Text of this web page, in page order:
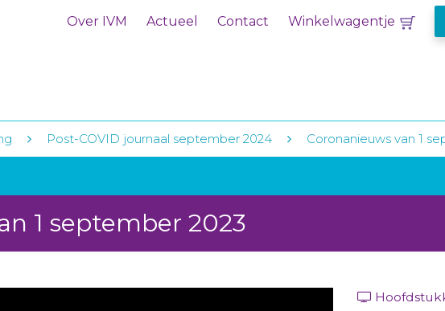
Over IVM Actueel Contact Winkelwagentje
Post-COVID journaal september 2024 Coronanieuws van 1
1 september 2023